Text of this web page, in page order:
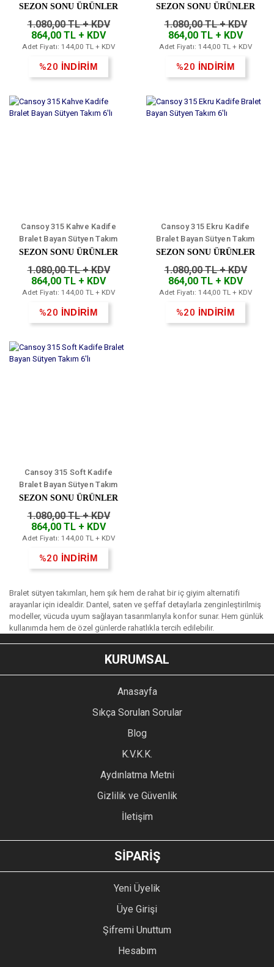
Sütyen Takım 6'lı
SEZON SONU ÜRÜNLER
1.080,00 TL + KDV
864,00 TL + KDV
Adet Fiyatı: 144,00 TL + KDV
%20 İNDİRİM
Takım 6'lı
SEZON SONU ÜRÜNLER
1.080,00 TL + KDV
864,00 TL + KDV
Adet Fiyatı: 144,00 TL + KDV
%20 İNDİRİM
Cansoy 315 Kahve Kadife
Bralet Bayan Sütyen Takım
6'lı
SEZON SONU ÜRÜNLER
1.080,00 TL + KDV
864,00 TL + KDV
Adet Fiyatı: 144,00 TL + KDV
%20 İNDİRİM
Cansoy 315 Ekru Kadife
Bralet Bayan Sütyen Takım
6'lı
SEZON SONU ÜRÜNLER
1.080,00 TL + KDV
864,00 TL + KDV
Adet Fiyatı: 144,00 TL + KDV
%20 İNDİRİM
Cansoy 315 Soft Kadife
Bralet Bayan Sütyen Takım
6'lı
SEZON SONU ÜRÜNLER
1.080,00 TL + KDV
864,00 TL + KDV
Adet Fiyatı: 144,00 TL + KDV
%20 İNDİRİM
Bralet sütyen takımları, hem şık hem de rahat bir iç giyim alternatifi
arayanlar için idealdir. Dantel, saten ve şeffaf detaylarla zenginleştirilmiş
modeller, vücuda uyum sağlayan tasarımlarıyla konfor sunar. Hem günlük
kullanımda hem de özel günlerde rahatlıkla tercih edilebilir.
KURUMSAL
Anasayfa
Sıkça Sorulan Sorular
Blog
K.V.K.K.
Aydınlatma Metni
Gizlilik ve Güvenlik
İletişim
SİPARİŞ
Yeni Üyelik
Üye Girişi
Şifremi Unuttum
Hesabım